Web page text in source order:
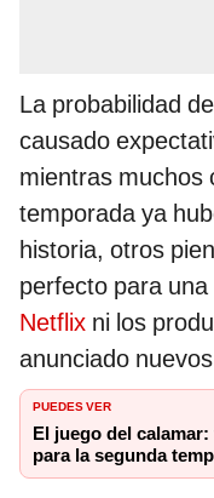
La probabilidad
causado
mientras muchos
temporada ya
historia, otros
perfecto para
Netflix ni los
anunciado
PUEDES VER
El juego del
para la segunda